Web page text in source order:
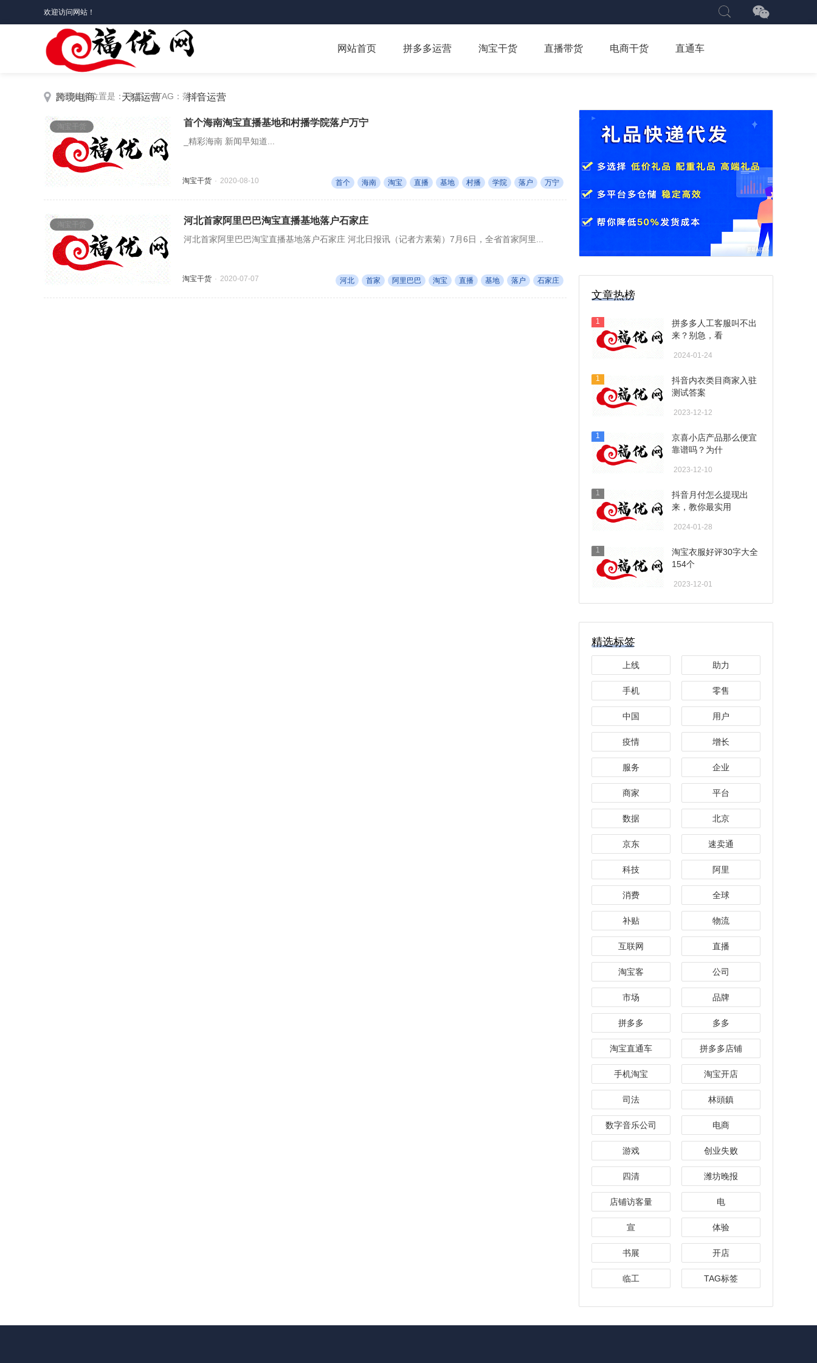
欢迎访问网站！
网站首页 拼多多运营 淘宝干货 直播带货 电商干货 直通车
跨境电商 天猫运营 抖音运营
您现在的位置是： 主页 > TAG：落户
首个海南淘宝直播基地和村播学院落户万宁
_精彩海南 新闻早知道...
淘宝干货 2020-08-10 首个 海南 淘宝 直播 基地 村播 学院 落户 万宁
淘宝干货
河北首家阿里巴巴淘宝直播基地落户石家庄
河北首家阿里巴巴淘宝直播基地落户石家庄 河北日报讯（记者方素菊）7月6日，全省首家阿里...
淘宝干货 2020-07-07 河北 首家 阿里巴巴 淘宝 直播 基地 落户 石家庄
淘宝干货
文章热榜
1
拼多多人工客服叫不出
来？别急，看
2024-01-24
1
抖音内衣类目商家入驻
测试答案
2023-12-12
1
京喜小店产品那么便宜
靠谱吗？为什
2023-12-10
1
抖音月付怎么提现出
来，教你最实用
2024-01-28
1
淘宝衣服好评30字大全
154个
2023-12-01
精选标签
上线 助力
手机 零售
中国 用户
疫情 增长
服务 企业
商家 平台
数据 北京
京东 速卖通
科技 阿里
消费 全球
补贴 物流
互联网 直播
淘宝客 公司
市场 品牌
拼多多 多多
淘宝直通车 拼多多店铺
手机淘宝 淘宝开店
司法 林頭鎮
数字音乐公司 电商
游戏 创业失败
四清 潍坊晚报
店铺访客量 电
宣 体验
书展 开店
临工 TAG标签